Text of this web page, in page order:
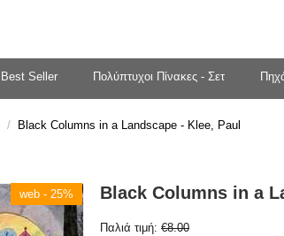
Best Seller Πολύπτυχοι Πίνακες - Σετ
/ Black Columns in a Landscape - Klee, Paul
web - 25% Black Columns in a
Παλιά τιμή: €8.00